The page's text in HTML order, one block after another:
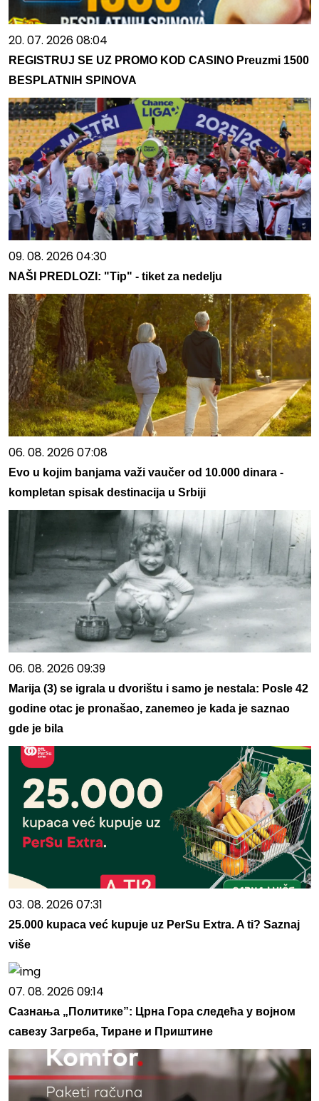
20. 07. 2026 08:04
REGISTRUJ SE UZ PROMO KOD CASINO Preuzmi 1500
BESPLATNIH SPINOVA
09. 08. 2026 04:30
NAŠI PREDLOZI: "Tip" - tiket za nedelju
06. 08. 2026 07:08
Evo u kojim banjama važi vaučer od 10.000 dinara -
kompletan spisak destinacija u Srbiji
06. 08. 2026 09:39
Marija (3) se igrala u dvorištu i samo je nestala: Posle 42
godine otac je pronašao, zanemeo je kada je saznao
gde je bila
03. 08. 2026 07:31
25.000 kupaca već kupuje uz PerSu Extra. A ti? Saznaj
više
07. 08. 2026 09:14
Сазнања „Политике”: Црна Гора следећа у војном
савезу Загреба, Тиране и Приштине